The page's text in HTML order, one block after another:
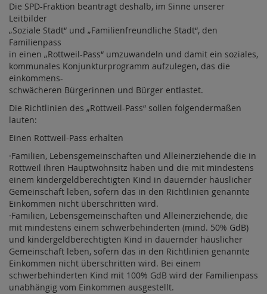
Die SPD-Fraktion beantragt deshalb, im Sinne unserer
Leitbilder
„Soziale Stadt“ und „Familienfreundliche Stadt“, den
Familienpass
in einen „Rottweil-Pass“ umzuwandeln und damit ein soziales,
kommunales Konjunkturprogramm aufzulegen, das die
einkommens-
schwächeren Bürgerinnen und Bürger entlastet.
Die Richtlinien des „Rottweil-Pass“ sollen folgendermaßen
lauten:
Einen Rottweil-Pass erhalten
·Familien, Lebensgemeinschaften und Alleinerziehende die in
Rottweil ihren Hauptwohnsitz haben und die mit mindestens
einem kindergeldberechtigten Kind in dauernder häuslicher
Gemeinschaft leben, sofern das in den Richtlinien genannte
Einkommen nicht überschritten wird.
·Familien, Lebensgemeinschaften und Alleinerziehende, die
mit mindestens einem schwerbehinderten (mind. 50% GdB)
und kindergeldberechtigten Kind in dauernder häuslicher
Gemeinschaft leben, sofern das in den Richtlinien genannte
Einkommen nicht überschritten wird. Bei einem
schwerbehinderten Kind mit 100% GdB wird der Familienpass
unabhängig vom Einkommen ausgestellt.